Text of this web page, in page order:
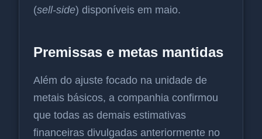
(sell-side) disponíveis em maio.
Premissas e metas mantidas
Além do ajuste focado na unidade de
metais básicos, a companhia confirmou
que todas as demais estimativas
financeiras divulgadas anteriormente no